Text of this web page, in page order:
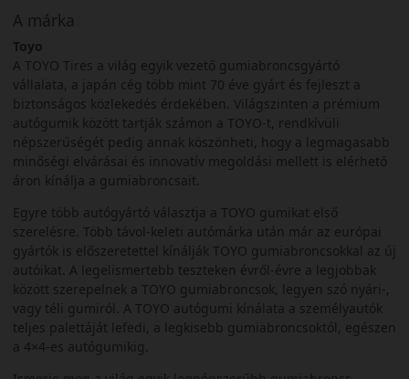
A márka
Toyo
A TOYO Tires a világ egyik vezető gumiabroncsgyártó
vállalata, a japán cég több mint 70 éve gyárt és fejleszt a
biztonságos közlekedés érdekében. Világszinten a prémium
autógumik között tartják számon a TOYO-t, rendkívüli
népszerűségét pedig annak köszönheti, hogy a legmagasabb
minőségi elvárásai és innovatív megoldási mellett is elérhető
áron kínálja a gumiabroncsait.
Egyre több autógyártó választja a TOYO gumikat első
szerelésre. Több távol-keleti autómárka után már az európai
gyártók is előszeretettel kínálják TOYO gumiabroncsokkal az új
autóikat. A legelismertebb teszteken évről-évre a legjobbak
között szerepelnek a TOYO gumiabroncsok, legyen szó nyári-,
vagy téli gumiról. A TOYO autógumi kínálata a személyautók
teljes palettáját lefedi, a legkisebb gumiabroncsoktól, egészen
a 4×4-es autógumikig.